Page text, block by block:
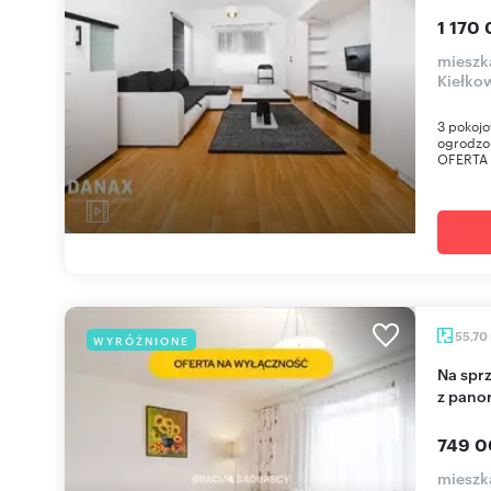
1 170
3
WYRÓŻNIONE 55,70
Na sprzedaż przestronne 3-pokojowe mieszkanie
z
749